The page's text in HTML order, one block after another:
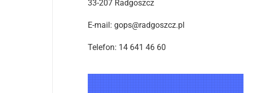
33-207 Radgoszcz
E-mail: gops@radgoszcz.pl
Telefon: 14 641 46 60